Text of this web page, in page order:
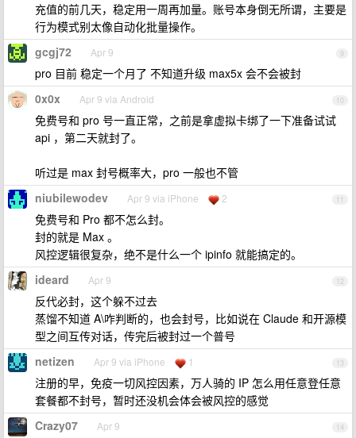
充值的前几天，稳定用一周再加量。账号本身倒无所谓，主要是
行为模式别太像自动化批量操作。
9
gcgj72 Apr 9
pro 目前 稳定一个月了 不知道升级 max5x 会不会被封
10
0x0x Apr 9 via Android
免费号和 pro 号一直正常，之前是拿虚拟卡绑了一下准备试试
api ，第二天就封了。
听过是 max 封号概率大，pro 一般也不管
11
niubilewodev Apr 9 via iPhone 2
免费号和 Pro 都不怎么封。
封的就是 Max 。
风控逻辑很复杂，绝不是什么一个 ipinfo 就能搞定的。
12
ideard Apr 9
反代必封，这个躲不过去
蒸馏不知道 A\咋判断的，也会封号，比如说在 Claude 和开源模
型之间互传对话，传完后被封过一个普号
13
netizen Apr 9 via iPhone 1
注册的早，免疫一切风控因素，万人骑的 IP 怎么用任意登任意
套餐都不封号，暂时还没机会体会被风控的感觉
14
Crazy07 Apr 9